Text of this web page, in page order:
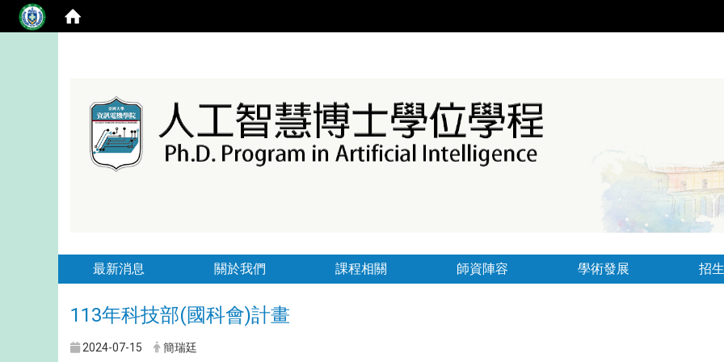
最新消息 關於我們 課程相關 師資陣容 學術發展 招
113年科技部(國科會)計畫
2024-07-15 簡瑞廷